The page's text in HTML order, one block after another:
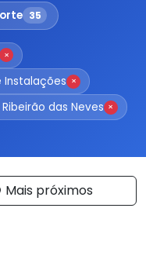
35
×
Instalações ×
das Neves ×
Mais próximos